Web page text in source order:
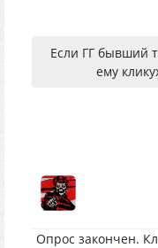
Если ГГ бывший
ему
Опрос закончен.